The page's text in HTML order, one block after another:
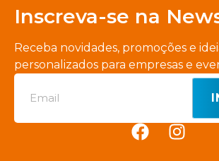
Inscreva-se na
Receba novidades, promoções e
personalizados para empresas e